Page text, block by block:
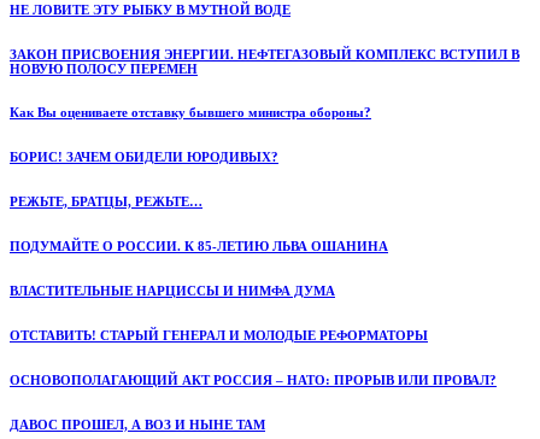
НЕ ЛОВИТЕ ЭТУ РЫБКУ В МУТНОЙ ВОДЕ
ЗАКОН ПРИСВОЕНИЯ ЭНЕРГИИ. НЕФТЕГАЗОВЫЙ КОМПЛЕКС ВСТУПИЛ В
НОВУЮ ПОЛОСУ ПЕРЕМЕН
Как Вы оцениваете отставку бывшего министра обороны?
БОРИС! ЗАЧЕМ ОБИДЕЛИ ЮРОДИВЫХ?
РЕЖЬТЕ, БРАТЦЫ, РЕЖЬТЕ…
ПОДУМАЙТЕ О РОССИИ. К 85-ЛЕТИЮ ЛЬВА ОШАНИНА
ВЛАСТИТЕЛЬНЫЕ НАРЦИССЫ И НИМФА ДУМА
ОТСТАВИТЬ! СТАРЫЙ ГЕНЕРАЛ И МОЛОДЫЕ РЕФОРМАТОРЫ
ОСНОВОПОЛАГАЮЩИЙ АКТ РОССИЯ – НАТО: ПРОРЫВ ИЛИ ПРОВАЛ?
ДАВОС ПРОШЕЛ, А ВОЗ И НЫНЕ ТАМ